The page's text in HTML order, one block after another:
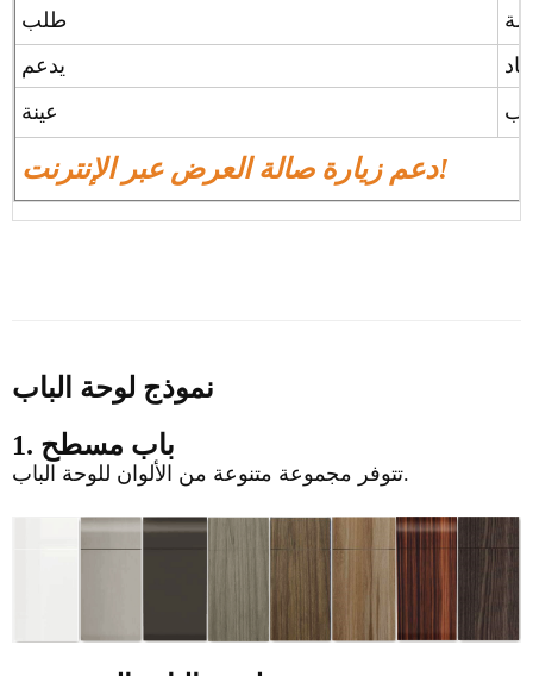
طلب
يدعم
عينة
دعم زيارة صالة العرض عبر الإنترنت!
نموذج لوحة الباب
1. باب مسطح
تتوفر مجموعة متنوعة من الألوان للوحة الباب.